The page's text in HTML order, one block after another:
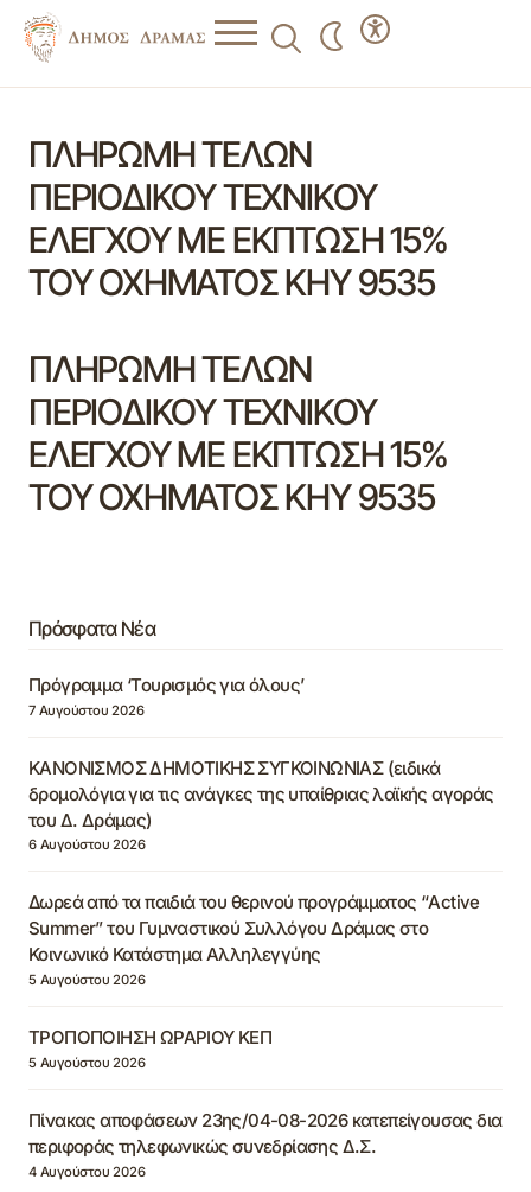
ΠΛΗΡΩΜΗ ΤΕΛΩΝ
ΠΕΡΙΟΔΙΚΟΥ ΤΕΧΝΙΚΟΥ
ΕΛΕΓΧΟΥ ΜΕ ΕΚΠΤΩΣΗ 15%
ΤΟΥ ΟΧΗΜΑΤΟΣ ΚΗΥ 9535
ΠΛΗΡΩΜΗ ΤΕΛΩΝ
ΠΕΡΙΟΔΙΚΟΥ ΤΕΧΝΙΚΟΥ
ΕΛΕΓΧΟΥ ΜΕ ΕΚΠΤΩΣΗ 15%
ΤΟΥ ΟΧΗΜΑΤΟΣ ΚΗΥ 9535
Πρόσφατα Νέα
Πρόγραμμα ‘Τουρισμός για όλους’
7 Αυγούστου 2026
ΚΑΝΟΝΙΣΜΟΣ ΔΗΜΟΤΙΚΗΣ ΣΥΓΚΟΙΝΩΝΙΑΣ (ειδικά
δρομολόγια για τις ανάγκες της υπαίθριας λαϊκής αγοράς
του Δ. Δράμας)
6 Αυγούστου 2026
Δωρεά από τα παιδιά του θερινού προγράμματος “Active
Summer” του Γυμναστικού Συλλόγου Δράμας στο
Κοινωνικό Κατάστημα Αλληλεγγύης
5 Αυγούστου 2026
ΤΡΟΠΟΠΟΙΗΣΗ ΩΡΑΡΙΟΥ ΚΕΠ
5 Αυγούστου 2026
Πίνακας αποφάσεων 23ης/04-08-2026 κατεπείγουσας δια
περιφοράς τηλεφωνικώς συνεδρίασης Δ.Σ.
4 Αυγούστου 2026